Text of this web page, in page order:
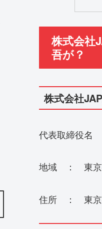
株式会社
吾が？
株式会社
代表取締役名
地域 ： 東
住所 ： 東京